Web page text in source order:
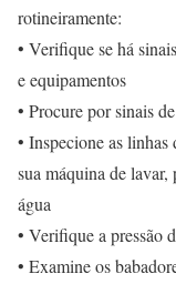
rotineiramente:
• Verifique se há
e equipamentos
• Procure por sinais
• Inspecione as linhas
sua máquina de lavar,
água
• Verifique a pressão
• Examine os